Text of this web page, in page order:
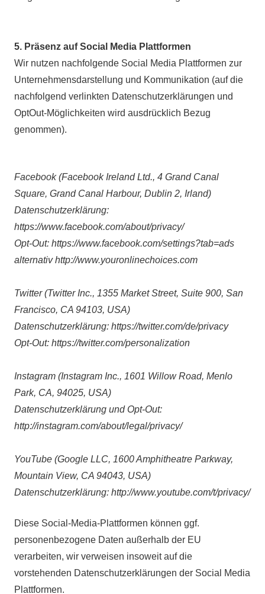
5. Präsenz auf Social Media Plattformen
Wir nutzen nachfolgende Social Media Plattformen zur
Unternehmensdarstellung und Kommunikation (auf die
nachfolgend verlinkten Datenschutzerklärungen und
OptOut-Möglichkeiten wird ausdrücklich Bezug
genommen).
Facebook (Facebook Ireland Ltd., 4 Grand Canal
Square, Grand Canal Harbour, Dublin 2, Irland)
Datenschutzerklärung:
https://www.facebook.com/about/privacy/
Opt-Out: https://www.facebook.com/settings?tab=ads
alternativ http://www.youronlinechoices.com
Twitter (Twitter Inc., 1355 Market Street, Suite 900, San
Francisco, CA 94103, USA)
Datenschutzerklärung: https://twitter.com/de/privacy
Opt-Out: https://twitter.com/personalization
Instagram (Instagram Inc., 1601 Willow Road, Menlo
Park, CA, 94025, USA)
Datenschutzerklärung und Opt-Out:
http://instagram.com/about/legal/privacy/
YouTube (Google LLC, 1600 Amphitheatre Parkway,
Mountain View, CA 94043, USA)
Datenschutzerklärung: http://www.youtube.com/t/privacy/
Diese Social-Media-Plattformen können ggf.
personenbezogene Daten außerhalb der EU
verarbeiten, wir verweisen insoweit auf die
vorstehenden Datenschutzerklärungen der Social Media
Plattformen.